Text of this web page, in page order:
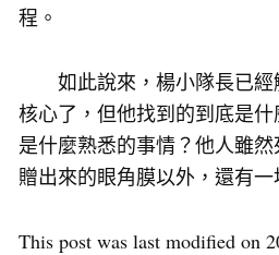
程。
如此說來，楊小隊長已經
核心了，但他找到的到底是
是什麼熟悉的事情？他人雖
贈出來的眼角膜以外，還有一
This post was last modified on